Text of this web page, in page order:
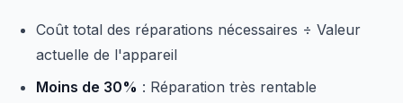
Coût total des réparations nécessaires ÷ Valeur
actuelle de l'appareil
Moins de 30% : Réparation très rentable